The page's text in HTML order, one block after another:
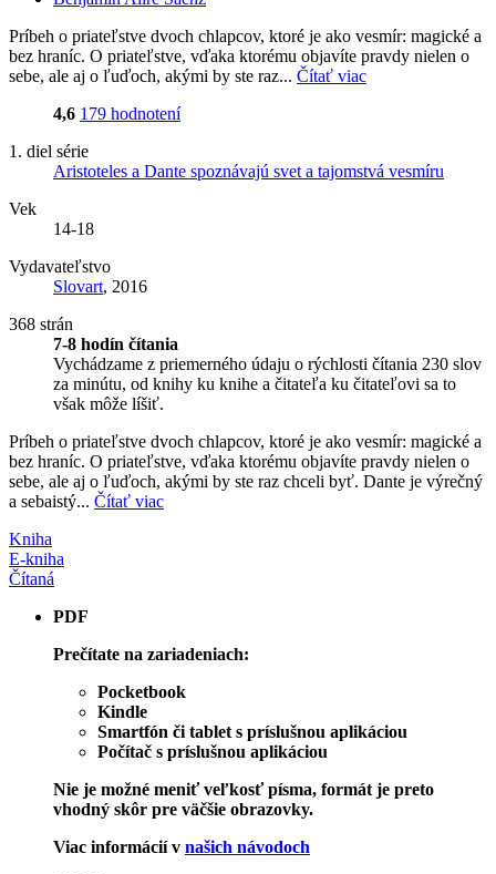
Príbeh o priateľstve dvoch chlapcov, ktoré je ako vesmír: magické a
bez hraníc. O priateľstve, vďaka ktorému objavíte pravdy nielen o
sebe, ale aj o ľuďoch, akými by ste raz... Čítať viac
4,6 179 hodnotení
1. diel série
Aristoteles a Dante spoznávajú svet a tajomstvá vesmíru
Vek
14-18
Vydavateľstvo
Slovart, 2016
368 strán
7-8 hodín čítania
Vychádzame z priemerného údaju o rýchlosti čítania 230 slov
za minútu, od knihy ku knihe a čitateľa ku čitateľovi sa to
však môže líšiť.
Príbeh o priateľstve dvoch chlapcov, ktoré je ako vesmír: magické a
bez hraníc. O priateľstve, vďaka ktorému objavíte pravdy nielen o
sebe, ale aj o ľuďoch, akými by ste raz chceli byť. Dante je výrečný
a sebaistý... Čítať viac
Kniha
E-kniha
Čítaná
PDF
Prečítate na zariadeniach:
Pocketbook
Kindle
Smartfón či tablet s príslušnou aplikáciou
Počítač s príslušnou aplikáciou
Nie je možné meniť veľkosť písma, formát je preto
vhodný skôr pre väčšie obrazovky.
Viac informácií v našich návodoch